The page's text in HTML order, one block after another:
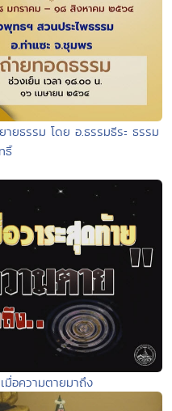
ยธรรม โดย อ.ธรรมธีระ ธรรม
ธิ์
มื่อความตายมาถึง